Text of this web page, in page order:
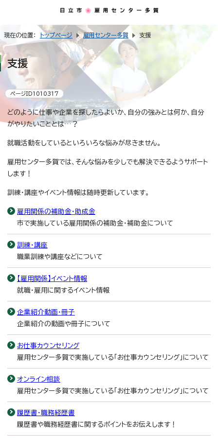
現在の位置： トップページ 雇用センター多賀 支援
支援
ページID1010317
どのように仕事や企業を探したらよいか、自分の強みとは何か、自分
がやりたいこととは…？
就職活動をしているといろいろな悩みが尽きません。
雇用センター多賀では、そんな悩みを少しでも解決できるようサポート
します！
訓練・講座やイベント情報は随時更新しています。
雇用関係の補助金・助成金
市で実施している雇用関係の補助金・補助金について
訓練・講座
職業訓練や講座などについて
【雇用関係】イベント情報
就職・雇用に関するイベント情報
企業紹介動画・冊子
企業紹介の動画や冊子について
お仕事カウンセリング
雇用センター多賀で実施している「お仕事カウンセリング」について
オンライン相談
雇用センター多賀で実施している「お仕事カウンセリング」について
履歴書・職務経歴書
履歴書や職務経歴書に関するポイントをお伝えします！